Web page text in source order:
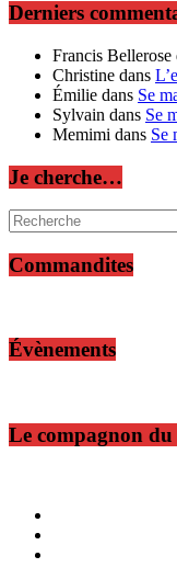
Derniers
Francis Bellerose
Christine dans
Émilie dans Se
Sylvain dans Se
Memimi dans Se
Je cherche…
Commandites
Évènements
Le compagnon du